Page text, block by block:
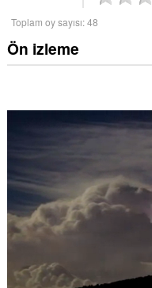
Toplam oy sayısı:48
Ön izleme